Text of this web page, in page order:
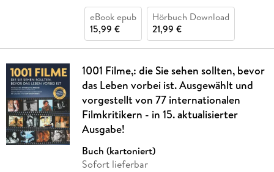
eBook epub
15,99 €
Hörbuch Download
21,99 €
1001 Filme,: die Sie sehen sollten, bevor
das Leben vorbei ist. Ausgewählt und
vorgestellt von 77 internationalen
Filmkritikern - in 15. aktualisierter
Ausgabe!
Buch (kartoniert)
Sofort lieferbar